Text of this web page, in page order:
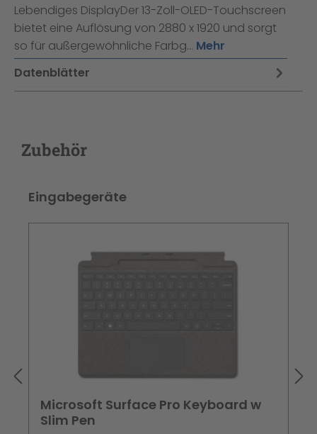
Lebendiges DisplayDer 13-Zoll-OLED-Touchscreen
bietet eine Auflösung von 2880 x 1920 und sorgt
so für außergewöhnliche Farbg… Mehr
Datenblätter
Zubehör
Produktgalerie überspringen
Eingabegeräte
Microsoft Surface Pro Keyboard w
Slim Pen